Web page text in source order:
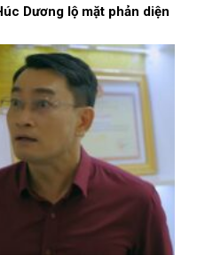
Dương lộ mặt phản diện